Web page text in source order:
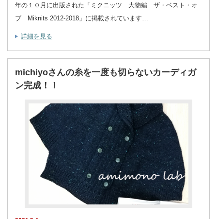
年の１０月に出版された「ミクニッツ 大物編 ザ・ベスト・オ
ブ Miknits 2012-2018」に掲載されています…
詳細を見る
michiyoさんの糸を一度も切らないカーディガ
ン完成！！